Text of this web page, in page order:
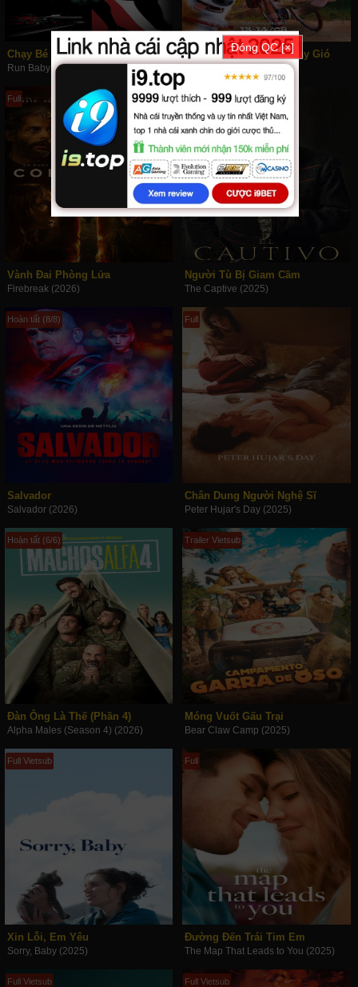
Chạy Bé Chạy
Run Baby Run (2024)
Đại Chiến Xứ Sở Cối Xay Gió
Full
Vành Đai Phòng Lửa
Firebreak (2026)
Full
Người Tù Bị Giam Cầm
The Captive (2025)
Hoàn tất (8/8)
Salvador
Salvador (2026)
Full
Chân Dung Người Nghệ Sĩ
Peter Hujar's Day (2025)
Hoàn tất (6/6)
Đàn Ông Là Thế (Phần 4)
Alpha Males (Season 4) (2026)
Trailer Vietsub
Móng Vuốt Gấu Trại
Bear Claw Camp (2025)
Full Vietsub
Xin Lỗi, Em Yêu
Sorry, Baby (2025)
Full
Đường Đến Trái Tim Em
The Map That Leads to You (2025)
Full Vietsub Full Vietsub
Đóng QC [×]